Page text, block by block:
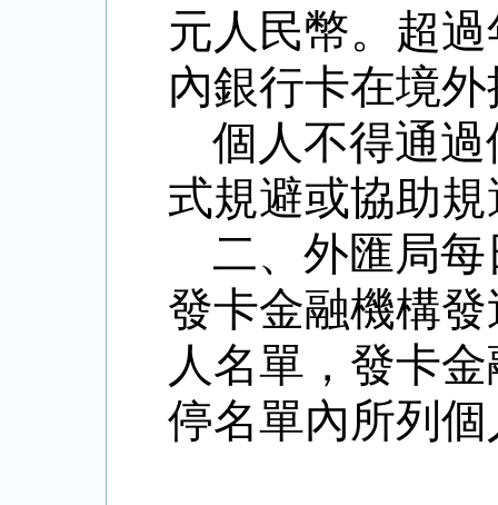
元人民幣。超
內銀行卡在境
個人不得通
式規避或協助
二、外匯局
發卡金融機構
人名單，發卡
停名單內所列